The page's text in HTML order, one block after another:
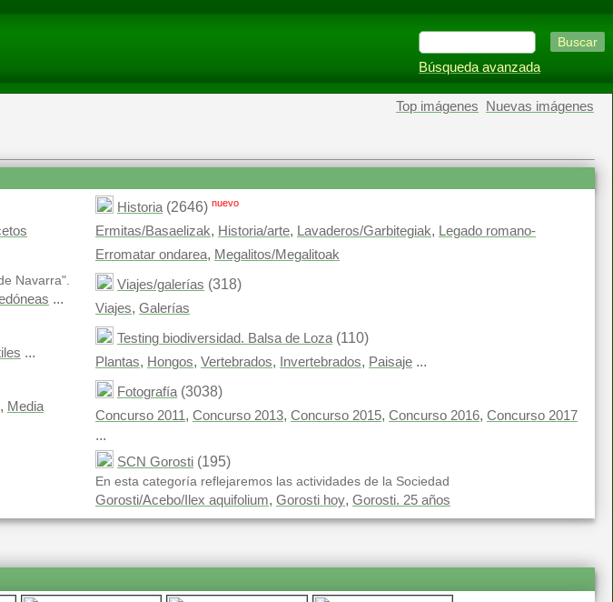
Búsqueda avanzada
Top imágenes Nuevas imágenes
Navarra".
...
...
, Media
Historia (2646) nuevo
Ermitas/Basaelizak, Historia/arte, Lavaderos/Garbitegiak,
Legado romano-
Erromatar ondarea, Megalitos/Megalitoak
Viajes/galerías (318)
Viajes, Galerías
Testing biodiversidad. Balsa de Loza (110)
Plantas, Hongos, Vertebrados, Invertebrados, Paisaje ...
Fotografía (3038)
Concurso 2011 , Concurso 2013, Concurso 2015, Concurso 2016, Concurso 2017
...
SCN Gorosti (195)
En esta categoría reflejaremos las actividades de la Sociedad
Gorosti/Acebo/Ilex aquifolium, Gorosti hoy, Gorosti. 25 años